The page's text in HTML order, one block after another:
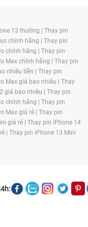
13 thường | Thay pin
chính hãng | Thay pin
chính hãng | Thay pin
Max chính hãng | Thay pin
nhiêu tiền | Thay pin
Max giá bao nhiêu | Thay
giá bao nhiêu | Thay pin
chính hãng | Thay pin
Max giá rẻ | Thay pin
giá rẻ | Thay pin iPhone 14
| Thay pin iPhone 13 Mini